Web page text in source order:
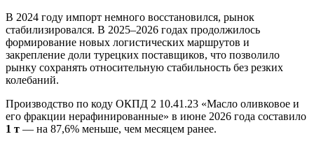
В 2024 году импорт немного восстановился, рынок
стабилизировался. В 2025–2026 годах продолжилось
формирование новых логистических маршрутов и
закрепление доли турецких поставщиков, что позволило
рынку сохранять относительную стабильность без резких
колебаний.
Производство по коду ОКПД 2 10.41.23 «Масло оливковое и
его фракции нерафинированные» в июне 2026 года составило
1 т — на 87,6% меньше, чем месяцем ранее.